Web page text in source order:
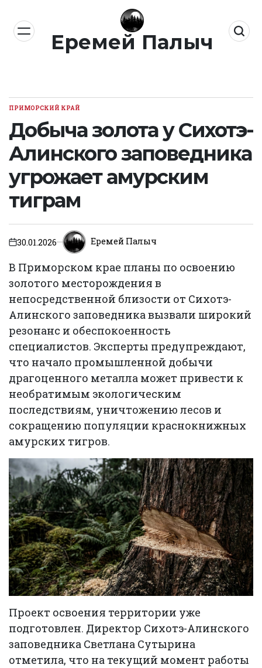
содержимомуЕремей Палыч
ОПУБЛИКОВАНО
ПРИМОРСКИЙ КРАЙ
Добыча золота у Сихотэ-
Алинского заповедника
угрожает амурским
тиграм
on30.01.2026 Еремей Палыч
В Приморском крае планы по освоению
золотого месторождения в
непосредственной близости от Сихотэ-
Алинского заповедника вызвали широкий
резонанс и обеспокоенность
специалистов. Эксперты предупреждают,
что начало промышленной добычи
драгоценного металла может привести к
необратимым экологическим
последствиям, уничтожению лесов и
сокращению популяции краснокнижных
амурских тигров.
Проект освоения территории уже
подготовлен. Директор Сихотэ-Алинского
заповедника Светлана Сутырина
отметила, что на текущий момент работы